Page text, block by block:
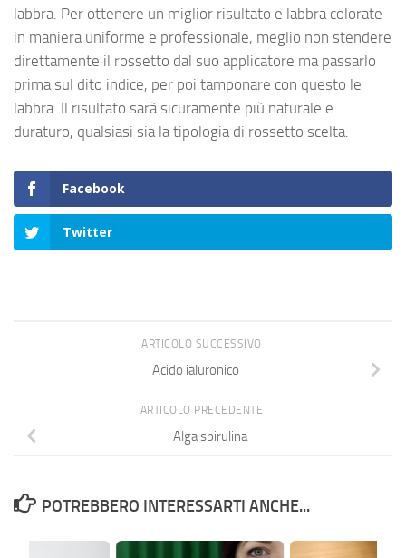
labbra. Per ottenere un miglior risultato e labbra colorate
in maniera uniforme e professionale, meglio non stendere
direttamente il rossetto dal suo applicatore ma passarlo
prima sul dito indice, per poi tamponare con questo le
labbra. Il risultato sarà sicuramente più naturale e
duraturo, qualsiasi sia la tipologia di rossetto scelta.
Facebook
Twitter
ARTICOLO SUCCESSIVO
Acido ialuronico
ARTICOLO PRECEDENTE
Alga spirulina
POTREBBERO INTERESSARTI ANCHE...